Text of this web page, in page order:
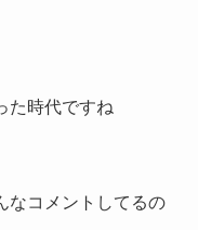
た時代ですね
なコメントしてるの